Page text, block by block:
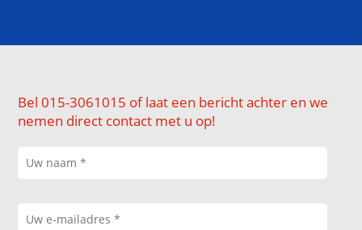
Bel 015-3061015 of laat een bericht achter en we
nemen direct contact met u op!